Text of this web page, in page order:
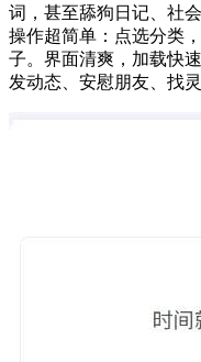
词，甚至舔狗日记、社
操作超简单：点选分类
子。界面清爽，加载快
发动态、安慰朋友、找